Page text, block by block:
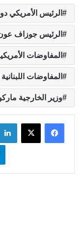
الرئيس الأمريكي
الرئيس جوزاف
المفاوضات
المفاوضات اللبنانية
وزير الخارجية